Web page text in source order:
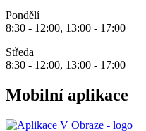
Pondělí
8:30 - 12:00, 13:00 - 17:00
Středa
8:30 - 12:00, 13:00 - 17:00
Mobilní aplikace